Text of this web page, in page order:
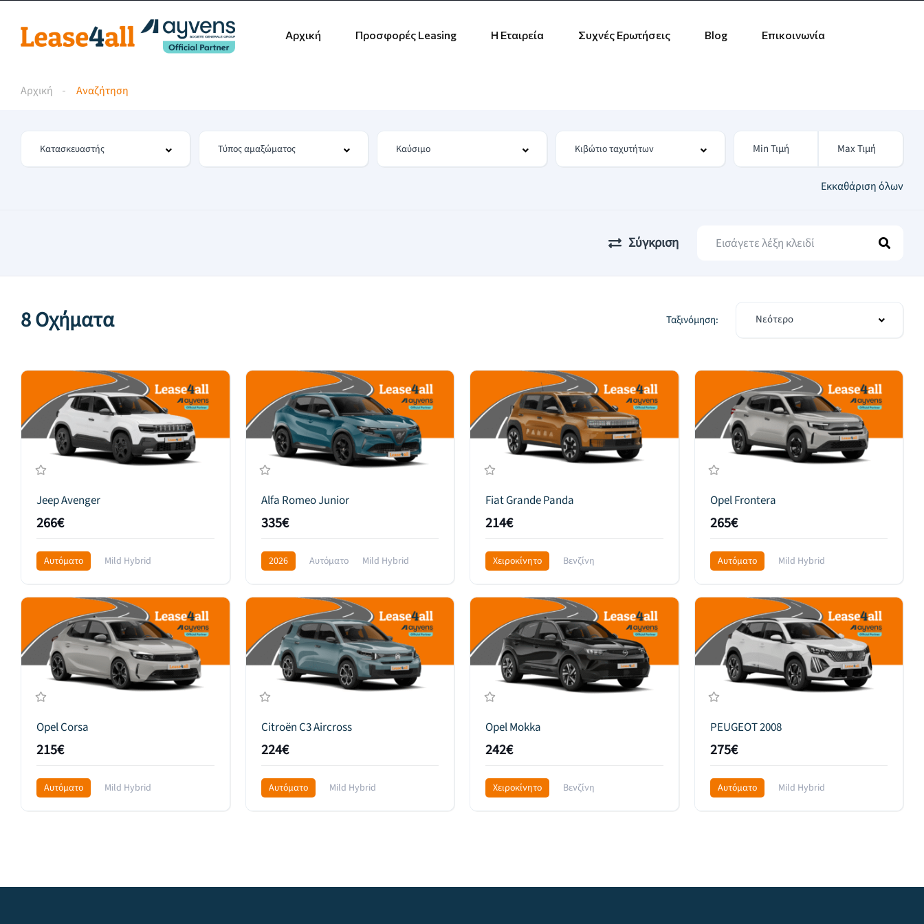
Αρχική Προσφορές Leasing Η Εταιρεία Συχνές Ερωτήσεις Blog Επικοινωνία
Αρχική Αναζήτηση
Εκκαθάριση όλων
Σύγκριση
8 Οχήματα Ταξινόμηση: Νεότερο
Jeep Avenger
266€
Αυτόματο
Mild Hybrid
Alfa Romeo Junior
335€
2026 Αυτόματο
Mild Hybrid
Fiat Grande Panda
214€
Χειροκίνητο
Βενζίνη
Opel Frontera
265€
Αυτόματο
Mild Hybrid
Opel Corsa
215€
Αυτόματο
Mild Hybrid
Citroën C3 Aircross
224€
Αυτόματο
Mild Hybrid
Opel Mokka
242€
Χειροκίνητο
Βενζίνη
PEUGEOT 2008
275€
Αυτόματο
Mild Hybrid